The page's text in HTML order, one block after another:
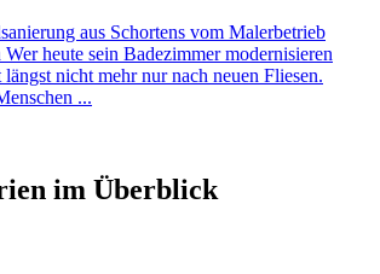
aus Schortens vom Malerbetrieb
heute sein Badezimmer modernisieren
längst nicht mehr nur nach neuen Fliesen.
...
im Überblick